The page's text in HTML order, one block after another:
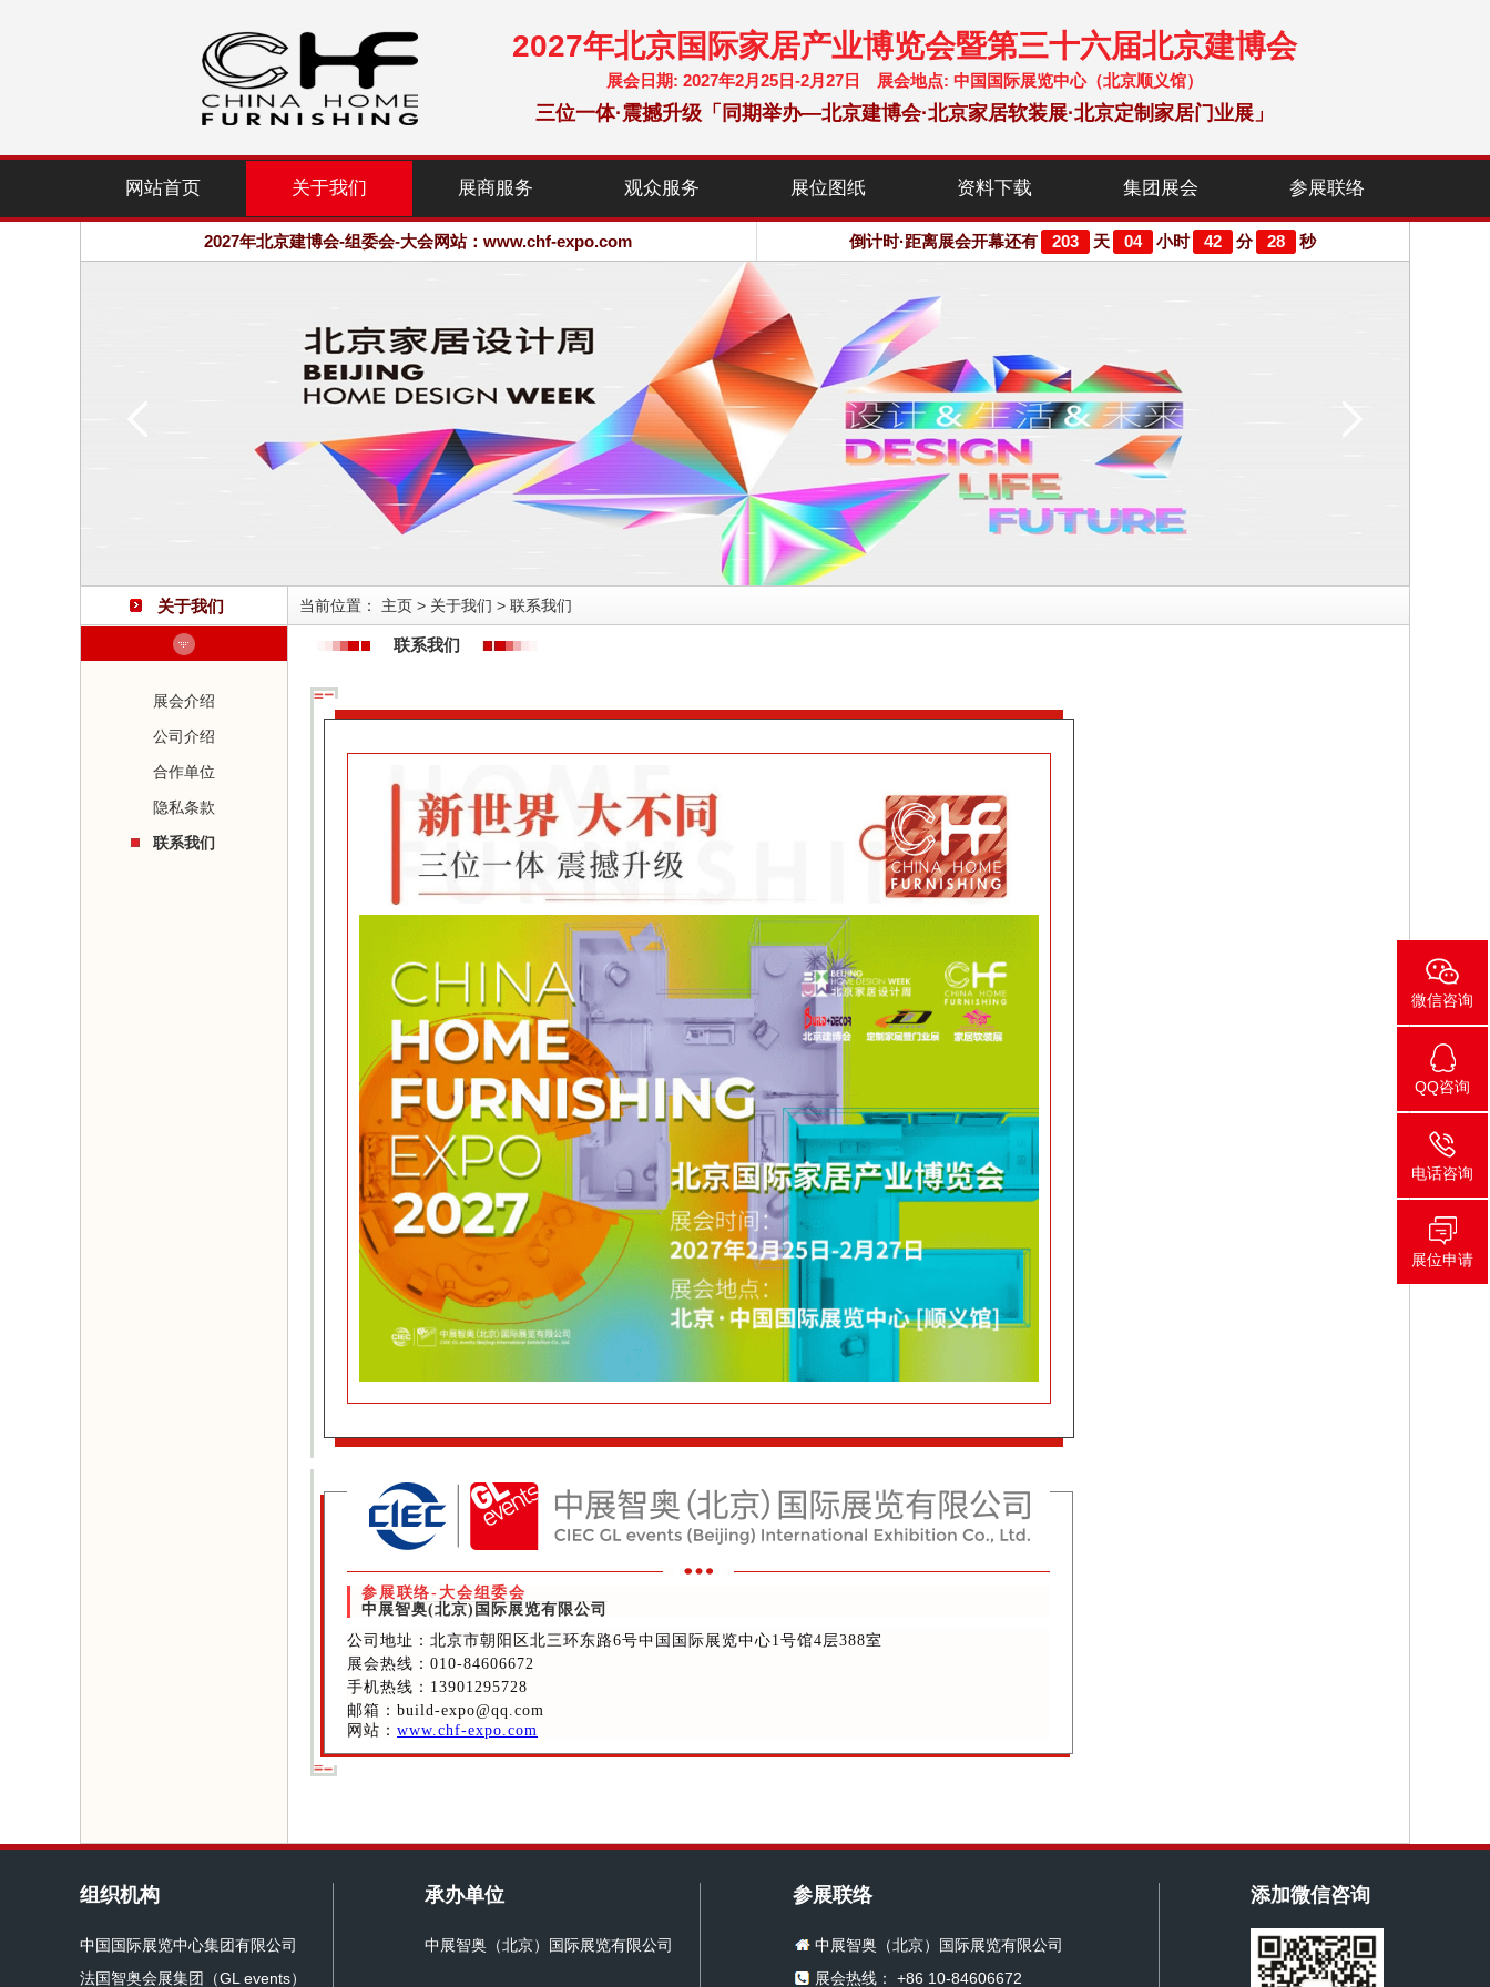
2027年北京国际家居产业博览会暨第三十六届北京建博会
展会日期: 2027年2月25日-2月27日 展会地点: 中国国际展览中心（北京顺义馆）
三位一体·震撼升级「同期举办—北京建博会·北京家居软装展·北京定制家居门业展」
网站首页 关于我们 展商服务 观众服务 展位图纸 资料下载 集团展会 参展联络
2027年北京建博会-组委会-大会网站：www.chf-expo.com
欢迎访问·2027年北京国际家居产业博览会·大会网站
2027年北京建博会-组委会-大会网站：www.chf-expo.com 倒计时·距离展会开幕还有 203 天 04 小时 42 分 28 秒
关于我们
展会介绍
公司介绍
合作单位
隐私条款
联系我们
当前位置： 主页 > 关于我们 > 联系我们
联系我们
参展联络-大会组委会
中展智奥(北京)国际展览有限公司
公司地址：北京市朝阳区北三环东路6号中国国际展览中心1号馆4层388室
展会热线：010-84606672
手机热线：13901295728
邮箱：build-expo@qq.com
网站： www.chf-expo.com
组织机构
中国国际展览中心集团有限公司
法国智奥会展集团（GL events）
承办单位
中展智奥（北京）国际展览有限公司
参展联络
中展智奥（北京）国际展览有限公司
展会热线： +86 10-84606672
添加微信咨询
微信咨询
QQ咨询
电话咨询
展位申请